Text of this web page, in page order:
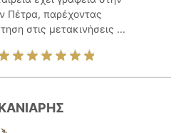
Πέτρα, παρέχοντας
στις μετακινήσεις ...